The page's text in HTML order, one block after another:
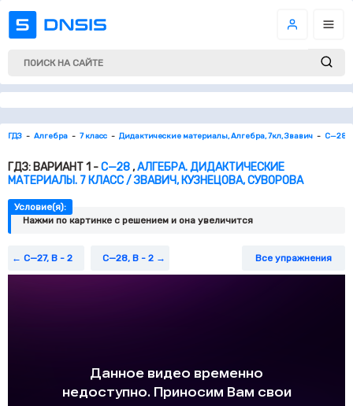
ГДЗ Алгебра 7 класс Дидактические материалы, Алгебра, 7кл, Звавич С—28
ГДЗ: ВАРИАНТ 1 -С—28,АЛГЕБРА. ДИДАКТИЧЕСКИЕ
МАТЕРИАЛЫ. 7 КЛАСС / ЗВАВИЧ, КУЗНЕЦОВА, СУВОРОВА
Условие(я):
Нажми по картинке c решением и она увеличится
С—27, В - 2 С—28, В - 2 Все упражнения